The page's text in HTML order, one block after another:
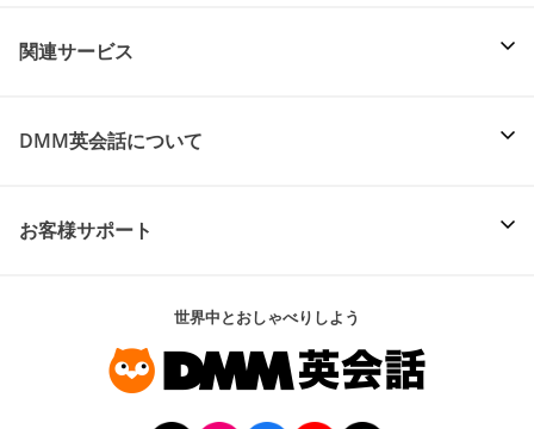
関連サービス
DMM英会話について
お客様サポート
世界中とおしゃべりしよう